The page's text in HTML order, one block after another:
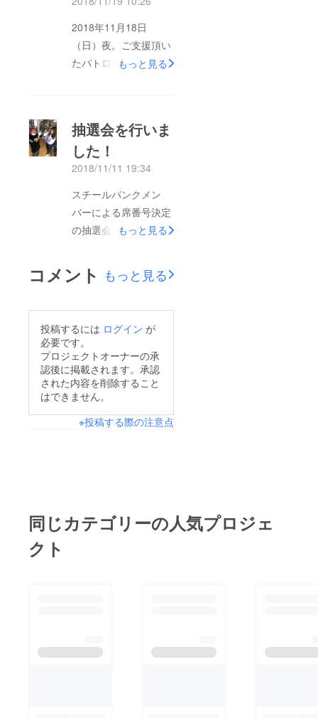
2018年11月18日
（日）夜。ご支援頂い
たパトロン様へ出演者
定していた かいざ、
三木海人、島野サ
リー、そして当日イベ
ント出演でかいざと同
行していたグッティ・
テル、たまたま近くで
い中、たくさんの方に
とうございました！予
定より少し(?)コンパ
クトな会場になった
為、たくさんのキャス
トに囲まれてしまった
お客様のびっくり＆嬉
しい笑顔が忘れられま
会となりました。残念
楽しみにしていると
もっと見る
抽選会を行いま
した！
2018/11/11 19:34
スチールパンクメン
バーによる席番号決定
の抽選会を行いまし
を最前列ゲットの強運
の持ち主も！チケット
事前お渡し会をお選び
頂けます。追って皆様
にご連絡差し上げま
す！
もっと見る
コメント もっと見る
投稿するには ログイン が
必要です。
プロジェクトオーナーの承
認後に掲載されます。承認
された内容を削除すること
はできません。
※投稿する際の注意点
同じカテゴリーの人気プロジェ
クト